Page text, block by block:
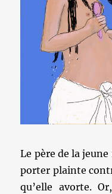
Le père de la
porter plainte
qu’elle avorte.